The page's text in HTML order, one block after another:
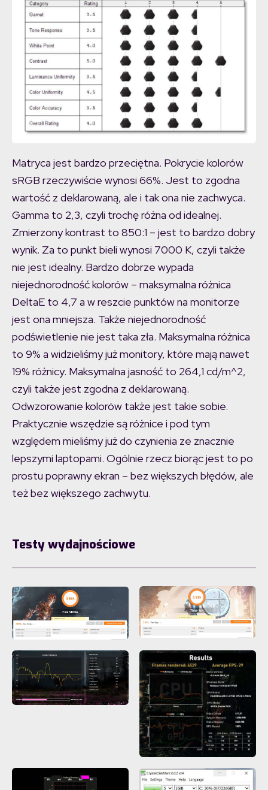
Matryca jest bardzo przeciętna. Pokrycie kolorów
sRGB rzeczywiście wynosi 66%. Jest to zgodna
wartość z deklarowaną, ale i tak ona nie zachwyca.
Gamma to 2,3, czyli trochę różna od idealnej.
Zmierzony kontrast to 850:1 – jest to bardzo dobry
wynik. Za to punkt bieli wynosi 7000 K, czyli także
nie jest idealny. Bardzo dobrze wypada
niejednorodność kolorów – maksymalna różnica
DeltaE to 4,7 a w reszcie punktów na monitorze
jest ona mniejsza. Także niejednorodność
podświetlenie nie jest taka zła. Maksymalna różnica
to 9% a widzieliśmy już monitory, które mają nawet
19% różnicy. Maksymalna jasność to 264,1 cd/m^2,
czyli także jest zgodna z deklarowaną.
Odwzorowanie kolorów także jest takie sobie.
Praktycznie wszędzie są różnice i pod tym
względem mieliśmy już do czynienia ze znacznie
lepszymi laptopami. Ogólnie rzecz biorąc jest to po
prostu poprawny ekran – bez większych błędów, ale
też bez większego zachwytu.
Testy wydajnościowe